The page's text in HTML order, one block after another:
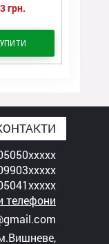
грн.
телефони
mail.com